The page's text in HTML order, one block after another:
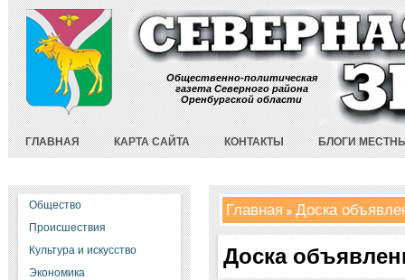
Общественно-политическая
газета Северного района
Оренбургской области
ГЛАВНАЯ КАРТА САЙТА КОНТАКТЫ БЛОГИ
Общество
Происшествия
Культура и искусство
Экономика
Главная Доска
Доска